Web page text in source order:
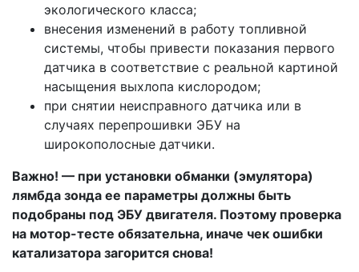
экологического класса;
внесения изменений в работу топливной
системы, чтобы привести показания первого
датчика в соответствие с реальной картиной
насыщения выхлопа кислородом;
при снятии неисправного датчика или в
случаях перепрошивки ЭБУ на
широкополосные датчики.
Важно! — при установки обманки (эмулятора)
лямбда зонда ее параметры должны быть
подобраны под ЭБУ двигателя. Поэтому проверка
на мотор-тесте обязательна, иначе чек ошибки
катализатора загорится снова!